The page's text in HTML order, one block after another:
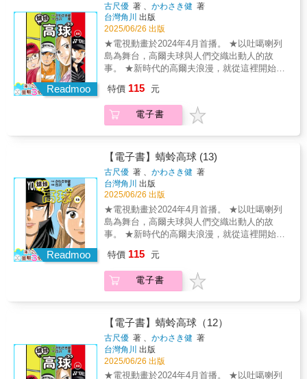
Readmoo
古尺優 著 、かわさき健 著
台灣角川 出版
2025/06/26 出版
★電視動畫於2024年4月首播。 ★以吐噶喇列
島為舞台，高爾夫球與人們交織出動人的故
事。 ★新時代的高爾夫浪漫，就從這裡開始。
家會是誰？實力在伯仲之間的四名選手遇上了
名為「風」的強敵。即使面對世界青少年盃冠
軍栗須艾瑪、日本青少年盃冠軍安谷屋圓與九
天的比賽同台較勁，展開一場互不相讓的火熱
對決。Ⓒ Ken Kawasaki & You Furusawa/Golf
Digest Sha
特價 115 元
電子書
Readmoo
【電子書】蜻蛉高球 (13)
古尺優 著 、かわさき健 著
台灣角川 出版
2025/06/26 出版
★電視動畫於2024年4月首播。 ★以吐噶喇列
島為舞台，高爾夫球與人們交織出動人的故
事。 ★新時代的高爾夫浪漫，就從這裡開始。
因為球場吹起了不輸給颱風的強風，讓最後一
組的三位選手分數都大為退步，只有長年在島
上球場打球的蜻蛉不受強風影響，反倒樂在其
Ⓒ Ken Kawasaki & You Furusawa/Golf Digest
Sha
特價 115 元
電子書
【電子書】蜻蛉高球（12）
古尺優 著 、かわさき健 著
台灣角川 出版
2025/06/26 出版
★電視動畫於2024年4月首播。 ★以吐噶喇列